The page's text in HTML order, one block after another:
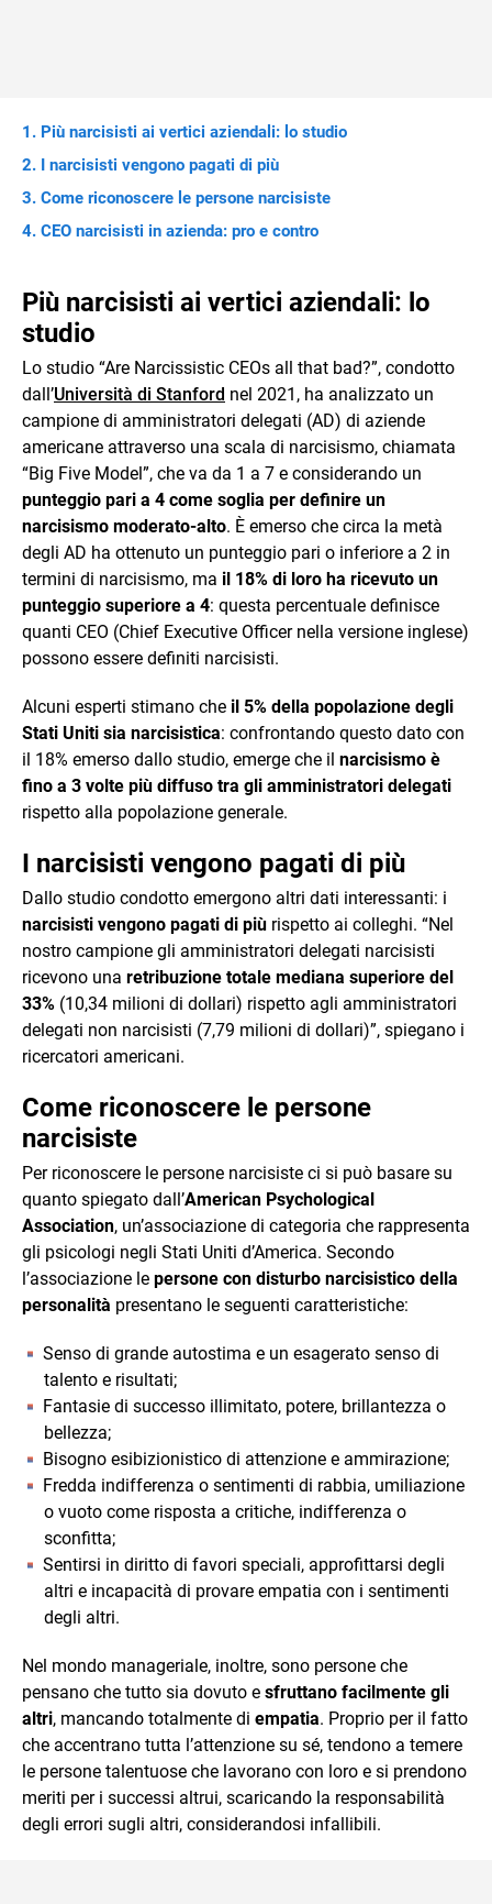
Più narcisisti ai vertici aziendali: lo studio
I narcisisti vengono pagati di più
Come riconoscere le persone narcisiste
CEO narcisisti in azienda: pro e contro
Più narcisisti ai vertici aziendali: lo
studio
Lo studio “Are Narcissistic CEOs all that bad?”, condotto
dall’Università di Stanford nel 2021, ha analizzato un
campione di amministratori delegati (AD) di aziende
americane attraverso una scala di narcisismo, chiamata
“Big Five Model”, che va da 1 a 7 e considerando un
punteggio pari a 4 come soglia per definire un
narcisismo moderato-alto. È emerso che circa la metà
degli AD ha ottenuto un punteggio pari o inferiore a 2 in
termini di narcisismo, ma il 18% di loro ha ricevuto un
punteggio superiore a 4: questa percentuale definisce
quanti CEO (Chief Executive Officer nella versione inglese)
possono essere definiti narcisisti.
Alcuni esperti stimano che il 5% della popolazione degli
Stati Uniti sia narcisistica: confrontando questo dato con
il 18% emerso dallo studio, emerge che il narcisismo è
fino a 3 volte più diffuso tra gli amministratori delegati
rispetto alla popolazione generale.
I narcisisti vengono pagati di più
Dallo studio condotto emergono altri dati interessanti: i
narcisisti vengono pagati di più rispetto ai colleghi. “Nel
nostro campione gli amministratori delegati narcisisti
ricevono una retribuzione totale mediana superiore del
33% (10,34 milioni di dollari) rispetto agli amministratori
delegati non narcisisti (7,79 milioni di dollari)”, spiegano i
ricercatori americani.
Come riconoscere le persone
narcisiste
Per riconoscere le persone narcisiste ci si può basare su
quanto spiegato dall’American Psychological
Association, un’associazione di categoria che rappresenta
gli psicologi negli Stati Uniti d’America. Secondo
l’associazione le persone con disturbo narcisistico della
personalità presentano le seguenti caratteristiche:
Senso di grande autostima e un esagerato senso di
talento e risultati;
Fantasie di successo illimitato, potere, brillantezza o
bellezza;
Bisogno esibizionistico di attenzione e ammirazione;
Fredda indifferenza o sentimenti di rabbia, umiliazione
o vuoto come risposta a critiche, indifferenza o
sconfitta;
Sentirsi in diritto di favori speciali, approfittarsi degli
altri e incapacità di provare empatia con i sentimenti
degli altri.
Nel mondo manageriale, inoltre, sono persone che
pensano che tutto sia dovuto e sfruttano facilmente gli
altri, mancando totalmente di empatia. Proprio per il fatto
che accentrano tutta l’attenzione su sé, tendono a temere
le persone talentuose che lavorano con loro e si prendono
meriti per i successi altrui, scaricando la responsabilità
degli errori sugli altri, considerandosi infallibili.